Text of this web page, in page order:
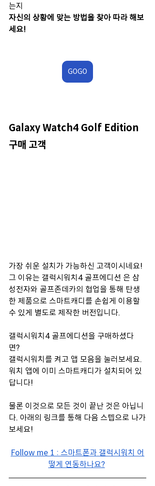
는지
자신의 상황에 맞는 방법을 찾아 따라 해보
세요!
GOGO
Galaxy Watch4 Golf Edition
구매 고객
가장 쉬운 설치가 가능하신 고객이시네요!
그 이유는 갤럭시워치4 골프에디션 은 삼
성전자와 골프존데카의 협업을 통해 탄생
한 제품으로 스마트캐디를 손쉽게 이용할
수 있게 별도로 제작한 버전입니다.
갤럭시워치4 골프에디션을 구매하셨다
면?
갤럭시워치를 켜고 앱 모음을 눌러보세요.
워치 앱에 이미 스마트캐디가 설치되어 있
답니다!
물론 이것으로 모든 것이 끝난 것은 아닙니
다. 아래의 링크를 통해 다음 스텝으로 나가
보세요!
Follow me 1 : 스마트폰과 갤럭시워치 어
떻게 연동하나요?